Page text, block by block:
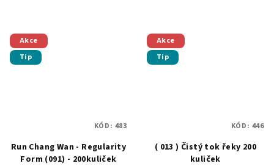
Akce
Tip
Run Chang Wan - Regularity
Form (091) - 200kuliček
KÓD: 483
Akce
Tip
( 013 ) Čistý tok řeky 200
kuliček
KÓD: 446